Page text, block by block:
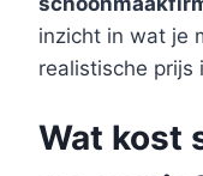
inzicht in wat je
realistische prijs
Wat kost